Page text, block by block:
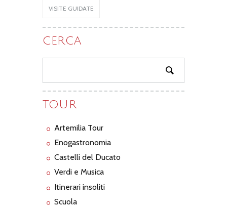
VISITE GUIDATE
CERCA
TOUR
Artemilia Tour
Enogastronomia
Castelli del Ducato
Verdi e Musica
Itinerari insoliti
Scuola